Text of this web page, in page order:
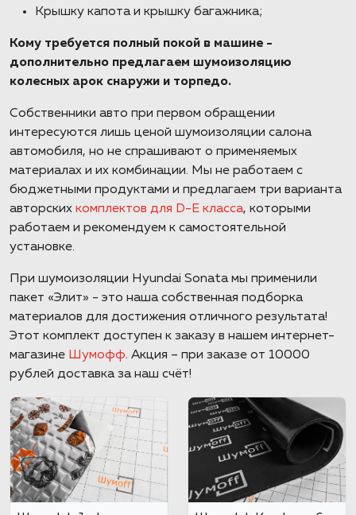
Крышку капота и крышку багажника;
Кому требуется полный покой в машине -
дополнительно предлагаем шумоизоляцию
колесных арок снаружи и торпедо.
Собственники авто при первом обращении
интересуются лишь ценой шумоизоляции салона
автомобиля, но не спрашивают о применяемых
материалах и их комбинации. Мы не работаем с
бюджетными продуктами и предлагаем три варианта
авторских комплектов для D-E класса, которыми
работаем и рекомендуем к самостоятельной
установке.
При шумоизоляции Hyundai Sonata мы применили
пакет «Элит» - это наша собственная подборка
материалов для достижения отличного результата!
Этот комплект доступен к заказу в нашем интернет-
магазине Шумофф. Акция – при заказе от 10000
рублей доставка за наш счёт!